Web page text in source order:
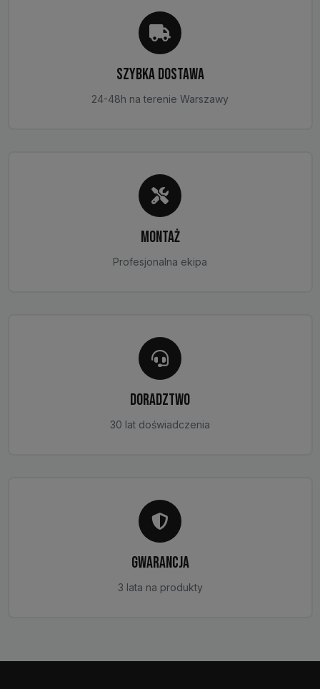
SZYBKA DOSTAWA
24-48h na terenie Warszawy
MONTAŻ
Profesjonalna ekipa
DORADZTWO
30 lat doświadczenia
GWARANCJA
3 lata na produkty